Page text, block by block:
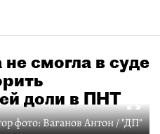
смогла в суде
доли в ПНТ
фото:Ваганов Антон / "ДП"